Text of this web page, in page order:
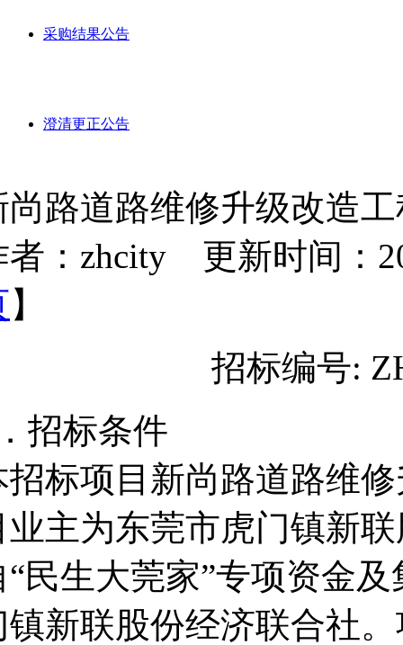
采购结果公告
澄清更正公告
尚路道路维修升级改造
者：zhcity 更新时间：
】
招标编号:
招标条件
招标项目新尚路道路维
业主为东莞市虎门镇新
“民生大莞家”专项资金
镇新联股份经济联合社